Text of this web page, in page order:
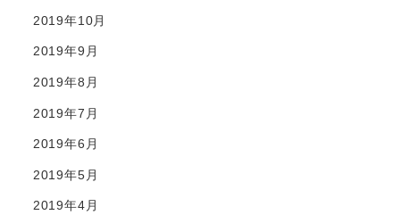
2019年10月
2019年9月
2019年8月
2019年7月
2019年6月
2019年5月
2019年4月